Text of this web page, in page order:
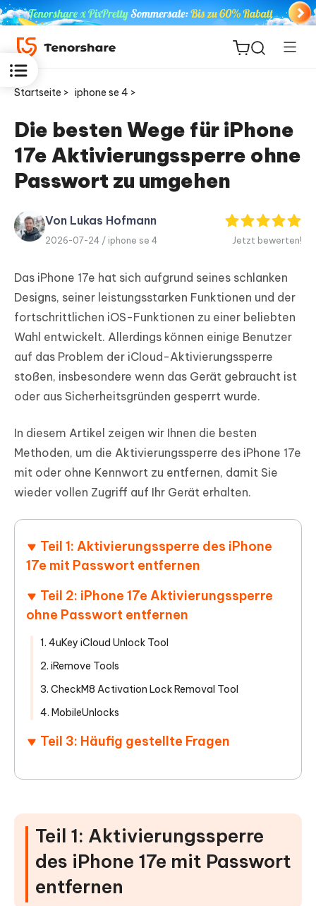
ReiBoot
PDF
Editor
Neu
iAnyGo
Startseite > iphone se 4 >
Die besten Wege für iPhone
17e Aktivierungssperre ohne
Passwort zu umgehen
Von Lukas Hofmann
2026-07-24 / iphone se 4 Jetzt bewerten!
Das iPhone 17e hat sich aufgrund seines schlanken
Designs, seiner leistungsstarken Funktionen und der
fortschrittlichen iOS-Funktionen zu einer beliebten
Wahl entwickelt. Allerdings können einige Benutzer
auf das Problem der iCloud-Aktivierungssperre
stoßen, insbesondere wenn das Gerät gebraucht ist
oder aus Sicherheitsgründen gesperrt wurde.
In diesem Artikel zeigen wir Ihnen die besten
Methoden, um die Aktivierungssperre des iPhone 17e
mit oder ohne Kennwort zu entfernen, damit Sie
wieder vollen Zugriff auf Ihr Gerät erhalten.
Teil 1: Aktivierungssperre des iPhone
17e mit Passwort entfernen
Teil 2: iPhone 17e Aktivierungssperre
ohne Passwort entfernen
1. 4uKey iCloud Unlock Tool
2. iRemove Tools
3. CheckM8 Activation Lock Removal Tool
4. MobileUnlocks
Teil 3: Häufig gestellte Fragen
Teil 1: Aktivierungssperre
des iPhone 17e mit Passwort
entfernen